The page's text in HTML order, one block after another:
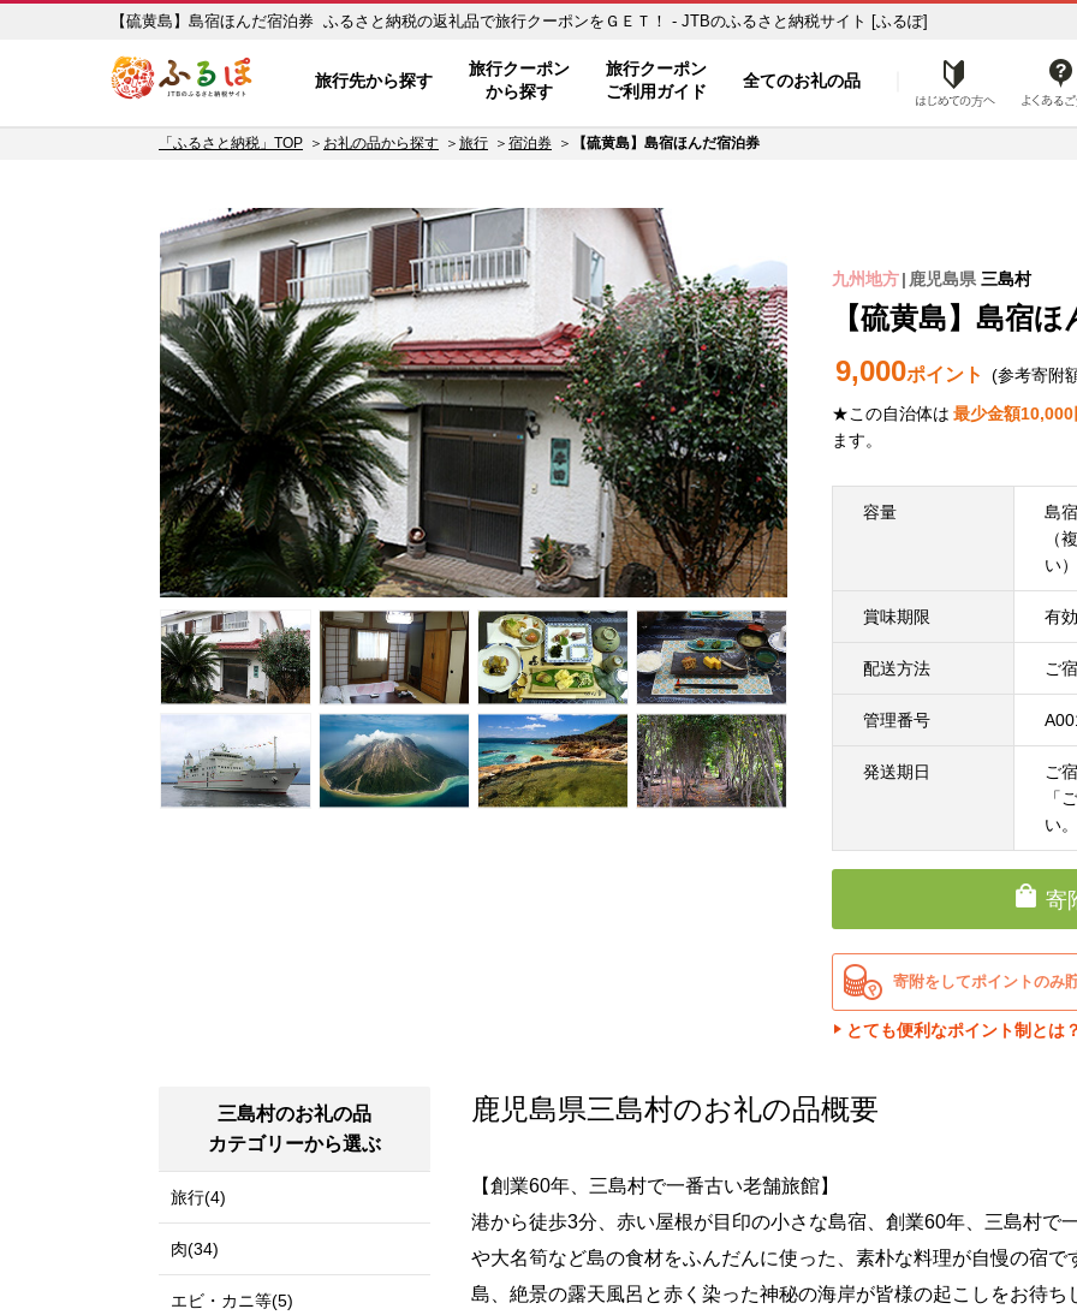
【硫黄島】島宿ほんだ宿泊券 ふるさと納税の返礼品で旅行クーポンをＧＥＴ！ - JTBのふるさと納税サイト [ふるぽ]
旅行先から探す
旅行クーポン
から探す
旅行クーポン
ご利用ガイド
全てのお礼の品 はじめ
「ふるさと納税」TOP お礼の品から探す 旅行 宿泊券 【硫黄島】島宿ほんだ宿泊券
九州地方 鹿児島県 三島村
【硫黄島】島宿
9,000ポイント
(参考寄附
★この自治体は 最少金額10,000
ます。
容量
島
（
い）
賞味期限 有
配送方法 ご
管理番号
発送期日
ご
「
い。
寄
寄附をしてポイントのみ
とても便利なポイント制とは
鹿児島県三島村のお礼の品概要
【創業60年、三島村で一番古い老舗旅館】
港から徒歩3分、赤い屋根が目印の小さな島宿、創業60年、三島村で
や大名筍など島の食材をふんだんに使った、素朴な料理が自慢の宿
島、絶景の露天風呂と赤く染った神秘の海岸が皆様の起こしをお待ち
三島村のお礼の品
カテゴリーから選ぶ
旅行(4)
肉(34)
エビ・カニ等(5)